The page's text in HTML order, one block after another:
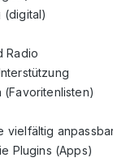
(digital)
Radio
Plugins (Apps)